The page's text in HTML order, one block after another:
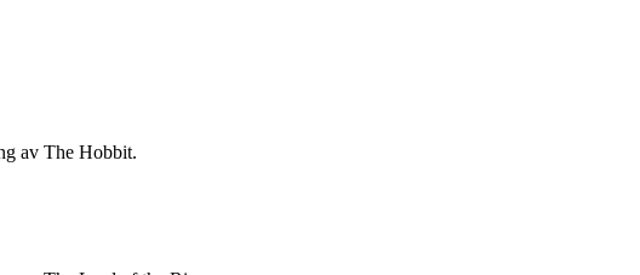
av The Hobbit.